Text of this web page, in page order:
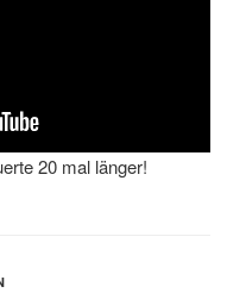
20 mal länger!